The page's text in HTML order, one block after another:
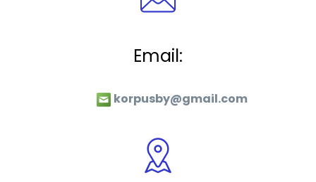
Email:
korpusby@gmail.com